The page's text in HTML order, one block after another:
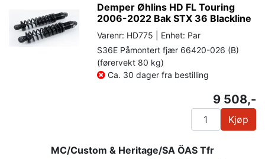
Demper Øhlins HD FL Touring
2006-2022 Bak STX 36 Blackline
Varenr: HD775 | Enhet: Par
S36E Påmontert fjær 66420-026 (B)
(førervekt 80 kg)
Ca. 30 dager fra bestilling
9 508,-
Kjøp
MC/Custom & Heritage/SA ÖAS Tfr